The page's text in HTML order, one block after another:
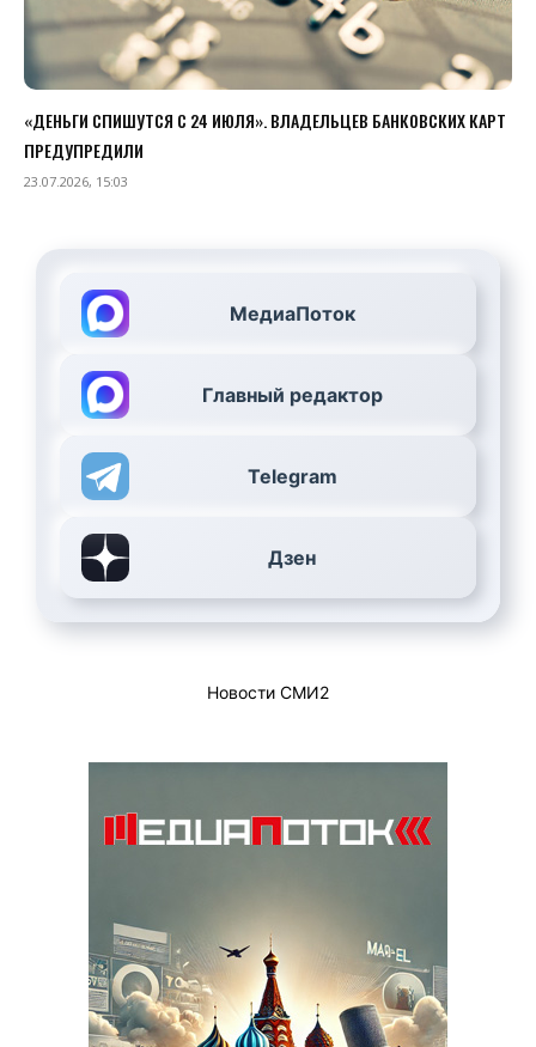
«ДЕНЬГИ СПИШУТСЯ С 24 ИЮЛЯ». ВЛАДЕЛЬЦЕВ БАНКОВСКИХ КАРТ
ПРЕДУПРЕДИЛИ
23.07.2026, 15:03
МедиаПоток
Главный редактор
Telegram
Дзен
Новости СМИ2